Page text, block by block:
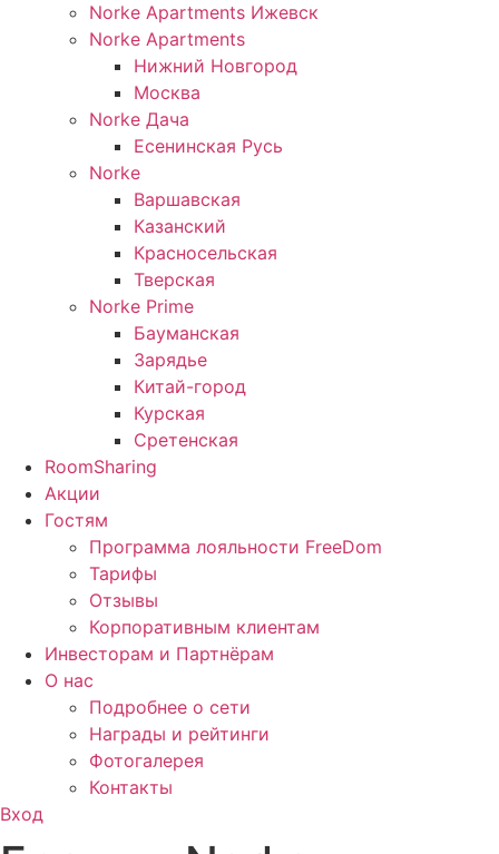
Norke Apartments Ижевск
Norke Apartments
Нижний Новгород
Москва
Norke Дача
Есенинская Русь
Norke
Варшавская
Казанский
Красносельская
Тверская
Norke Prime
Бауманская
Зарядье
Китай-город
Курская
Сретенская
RoomSharing
Акции
Гостям
Программа лояльности FreeDom
Тарифы
Отзывы
Корпоративным клиентам
Инвесторам и Партнёрам
О нас
Подробнее о сети
Награды и рейтинги
Фотогалерея
Контакты
Вход